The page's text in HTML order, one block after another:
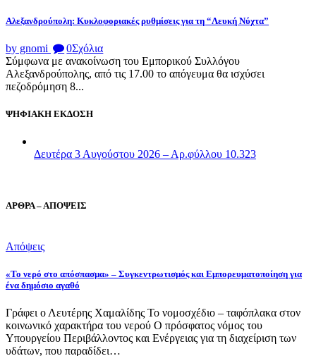
Αλεξανδρούπολη: Κυκλοφοριακές ρυθμίσεις για τη “Λευκή Νύχτα”
by gnomi 0Σχόλια
Σύμφωνα με ανακοίνωση του Εμπορικού Συλλόγου
Αλεξανδρούπολης, από τις 17.00 το απόγευμα θα ισχύσει
πεζοδρόμηση 8...
ΨΗΦΙΑΚΗ ΕΚΔΟΣΗ
Δευτέρα 3 Αυγούστου 2026 – Αρ.φύλλου 10.323
ΑΡΘΡΑ – ΑΠΟΨΕΙΣ
Απόψεις
«Το νερό στο απόσπασμα» – Συγκεντρωτισμός και Εμπορευματοποίηση για
ένα δημόσιο αγαθό
Γράφει ο Λευτέρης Χαμαλίδης Το νομοσχέδιο – ταφόπλακα στον
κοινωνικό χαρακτήρα του νερού Ο πρόσφατος νόμος του
Υπουργείου Περιβάλλοντος και Ενέργειας για τη διαχείριση των
υδάτων, που παραδίδει…